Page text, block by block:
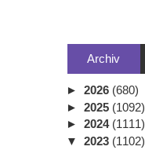
Archiv
► 2026 (680)
► 2025 (1092)
► 2024 (1111)
▼ 2023 (1102)